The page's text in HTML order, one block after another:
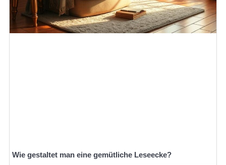
Wie gestaltet man eine gemütliche Leseecke?